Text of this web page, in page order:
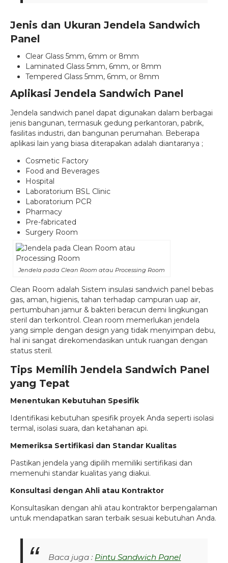
Jenis dan Ukuran Jendela Sandwich
Panel
Clear Glass 5mm, 6mm or 8mm
Laminated Glass 5mm, 6mm, or 8mm
Tempered Glass 5mm, 6mm, or 8mm
Aplikasi Jendela Sandwich Panel
Jendela sandwich panel dapat digunakan dalam berbagai
jenis bangunan, termasuk gedung perkantoran, pabrik,
fasilitas industri, dan bangunan perumahan. Beberapa
aplikasi lain yang biasa diterapakan adalah diantaranya ;
Cosmetic Factory
Food and Beverages
Hospital
Laboratorium BSL Clinic
Laboratorium PCR
Pharmacy
Pre-fabricated
Surgery Room
Jendela pada Clean Room atau Processing Room
Clean Room adalah Sistem insulasi sandwich panel bebas
gas, aman, higienis, tahan terhadap campuran uap air,
pertumbuhan jamur & bakteri beracun demi lingkungan
steril dan terkontrol. Clean room memerlukan jendela
yang simple dengan design yang tidak menyimpan debu,
hal ini sangat direkomendasikan untuk ruangan dengan
status steril.
Tips Memilih Jendela Sandwich Panel
yang Tepat
Menentukan Kebutuhan Spesifik
Identifikasi kebutuhan spesifik proyek Anda seperti isolasi
termal, isolasi suara, dan ketahanan api.
Memeriksa Sertifikasi dan Standar Kualitas
Pastikan jendela yang dipilih memiliki sertifikasi dan
memenuhi standar kualitas yang diakui.
Konsultasi dengan Ahli atau Kontraktor
Konsultasikan dengan ahli atau kontraktor berpengalaman
untuk mendapatkan saran terbaik sesuai kebutuhan Anda.
Baca juga : Pintu Sandwich Panel